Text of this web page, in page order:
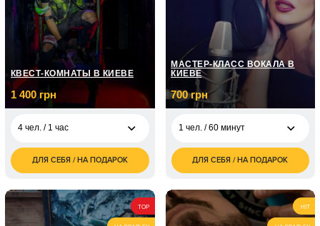
КВЕСТ-КОМНАТЫ В КИЕВЕ
1 400 грн
4 чел. / 1 час
1 400
грн
ДЛЯ СЕБЯ / НА ПОДАРОК
МАСТЕР-КЛАСС ВОКАЛА В
КИЕВЕ
700 грн
1 чел. / 60 минут
грн
1 чел. / Курс вокала /
8 занятий по 1 часу
5 050
грн
ДЛЯ СЕБЯ / НА ПОДАРОК
TOP HIT